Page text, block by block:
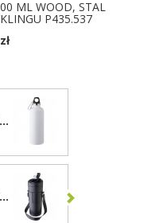
ML WOOD, STAL
P435.537